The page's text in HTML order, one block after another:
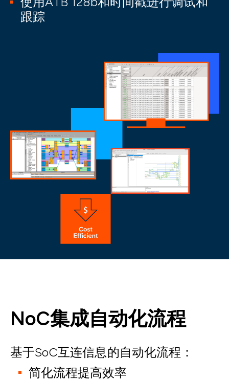
跟踪
NoC集成自动化流程
基于SoC互连信息的自动化流程：
简化流程提高效率